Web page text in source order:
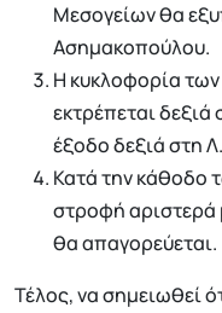
Μεσογείων θα
Ασημακοπούλου.
Η κυκλοφορία
εκτρέπεται
έξοδο δεξιά στη
Κατά την κάθοδο
στροφή αριστερά
θα απαγορεύεται.
Τέλος, να σημειωθεί